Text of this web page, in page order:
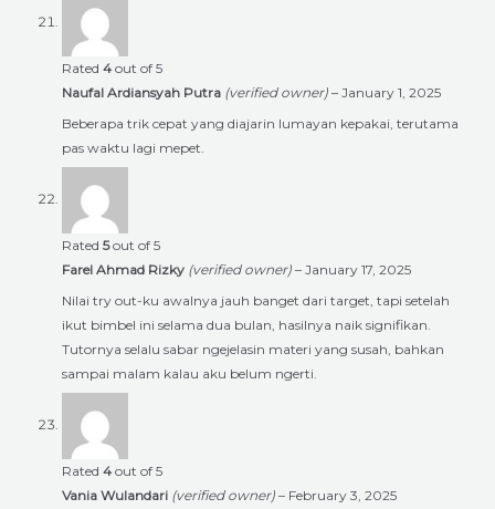
Rated 4 out of 5
Naufal Ardiansyah Putra (verified owner) – January 1, 2025
Beberapa trik cepat yang diajarin lumayan kepakai, terutama
pas waktu lagi mepet.
Rated 5out of 5
Farel Ahmad Rizky (verified owner) – January 17, 2025
Nilai try out-ku awalnya jauh banget dari target, tapi setelah
ikut bimbel ini selama dua bulan, hasilnya naik signifikan.
Tutornya selalu sabar ngejelasin materi yang susah, bahkan
sampai malam kalau aku belum ngerti.
Rated 4 out of 5
Vania Wulandari (verified owner) – February 3, 2025